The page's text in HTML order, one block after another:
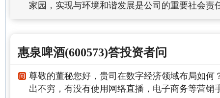
家园，实现与环境和谐发展是公司的重要社会责
惠泉啤酒(600573)答投资者问
尊敬的董秘您好，贵司在数字经济领域布局如何
出不穷，有没有使用网络直播，电子商务等营销